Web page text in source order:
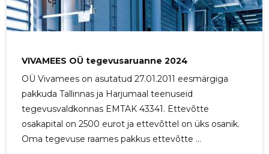
VIVAMEES OÜ tegevusaruanne 2024
OÜ Vivamees on asutatud 27.01.2011 eesmärgiga
pakkuda Tallinnas ja Harjumaal teenuseid
tegevusvaldkonnas EMTAK 43341. Ettevõtte
osakapital on 2500 eurot ja ettevõttel on üks osanik.
Oma tegevuse raames pakkus ettevõtte ...